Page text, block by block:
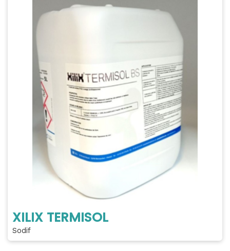
XILIX TERMISOL
Sodif